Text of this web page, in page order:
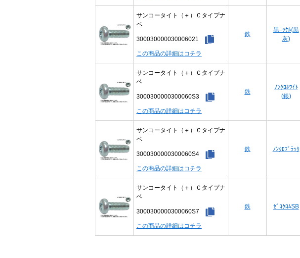
サンコータイト（＋）Ｃタイプナ
ベ
300030000030006021
この商品の詳細はコチラ
鉄
黒ﾆｯｹﾙ(黒
灰)
サンコータイト（＋）Ｃタイプナ
ベ
3000300000300060S3
この商品の詳細はコチラ
鉄
ﾉﾝｸﾛﾎﾜｲﾄ
(銀)
サンコータイト（＋）Ｃタイプナ
ベ
3000300000300060S4
この商品の詳細はコチラ
鉄 ﾉﾝｸﾛﾌﾞﾗｯｸ
サンコータイト（＋）Ｃタイプナ
ベ
3000300000300060S7
この商品の詳細はコチラ
鉄 ｾﾞﾛｸﾛﾑSB